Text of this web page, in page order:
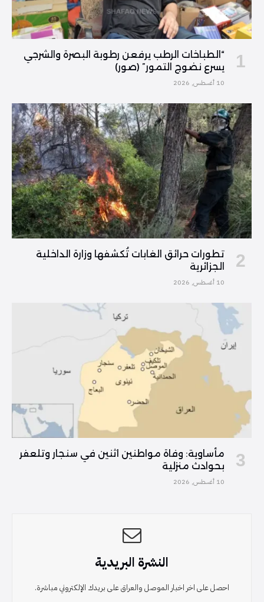
“الطباخات الرطب يرفعن رطوبة البصرة والشرجي
يسرع نضوج التمور” (صور)
10 أغسطس, 2026
تطورات حرائق الغابات تُكشفها وزارة الداخلية
الجزائرية
10 أغسطس, 2026
مأساوية: وفاة مواطنين اثنين في سنجار وتلعفر
بحوادث منزلية
10 أغسطس, 2026
النشرة البريدية
احصل على اخر اخبار الموصل والعراق على بريدك الإلكتروني مباشرة.